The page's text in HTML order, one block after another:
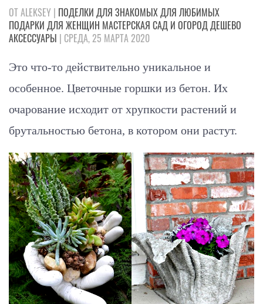
ОТ ALEKSEY | ПОДЕЛКИ ДЛЯ ЗНАКОМЫХДЛЯ ЛЮБИМЫХ
ПОДАРКИ ДЛЯ ЖЕНЩИН МАСТЕРСКАЯ САД И ОГОРОДДЕШЕВО
АКСЕССУАРЫ | СРЕДА, 25 МАРТА 2020
Это что-то действительно уникальное и
особенное. Цветочные горшки из бетон. Их
очарование исходит от хрупкости растений и
брутальностью бетона, в котором они растут.